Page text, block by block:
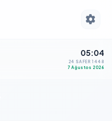
05:04
24 SAFER 1448
7 Ağustos 2026